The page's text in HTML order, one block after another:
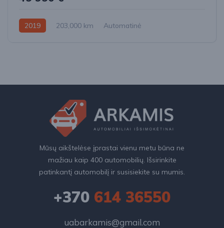
2019 203,000 km
Automatinė
Mūsų aikštelėse įprastai vienu metu būna ne
mažiau kaip 400 automobilių. Išsirinkite
patinkantį automobilį ir susisiekite su mumis.
+370 614 36550
uabarkamis@gmail.com